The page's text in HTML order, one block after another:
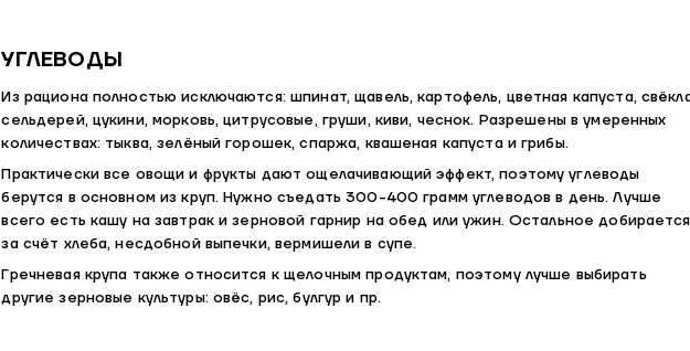
УГЛЕВОДЫ
Из рациона полностью исключаются: шпинат, щавель, картофель, цветная капуста,
сельдерей, цукини, морковь, цитрусовые, груши, киви, чеснок. Разрешены в умеренных
количествах: тыква, зелёный горошек, спаржа, квашеная капуста и грибы.
Практически все овощи и фрукты дают ощелачивающий эффект, поэтому углеводы
берутся в основном из круп. Нужно съедать 300-400 грамм углеводов в день. Лучше
всего есть кашу на завтрак и зерновой гарнир на обед или ужин. Остальное добирается
за счёт хлеба, несдобной выпечки, вермишели в супе.
Гречневая крупа также относится к щелочным продуктам, поэтому лучше выбирать
другие зерновые культуры: овёс, рис, булгур и пр.